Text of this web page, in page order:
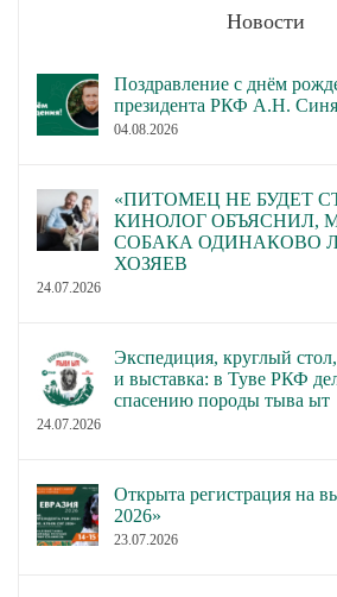
Новости
Поздравление с днём
президента РКФ А.Н.
04.08.2026
«ПИТОМЕЦ НЕ БУДЕТ
КИНОЛОГ ОБЪЯСНИЛ,
СОБАКА ОДИНАКОВО
ХОЗЯЕВ
24.07.2026
Экспедиция, круглый
и выставка: в Туве РКФ
спасению породы тыва ыт
24.07.2026
Открыта регистрация на
2026»
23.07.2026